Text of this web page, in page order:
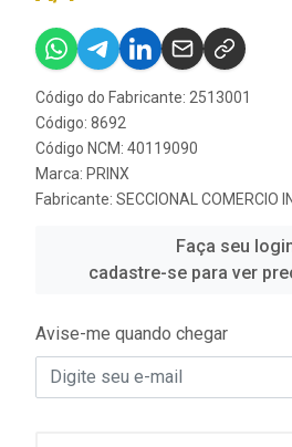
Código do Fabricante: 2513001
Código: 8692
Código NCM: 40119090
Marca: PRINX
Fabricante: SECCIONAL COMERCIO
Faça seu
cadastre-se para ver
Avise-me quando chegar